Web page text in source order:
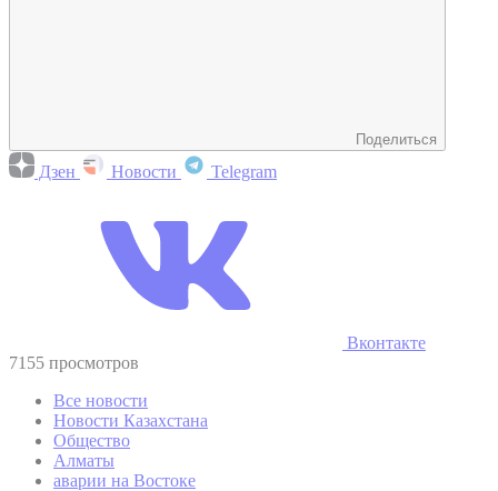
Поделиться
Дзен Новости Telegram
Вконтакте
7155 просмотров
Все новости
Новости Казахстана
Общество
Алматы
аварии на Востоке